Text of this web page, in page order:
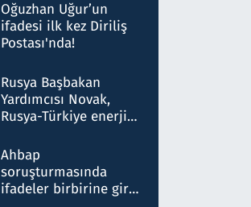
Oğuzhan Uğur’un
ifadesi ilk kez Diriliş
Postası'nda!
Rusya Başbakan
Yardımcısı Novak,
Rusya-Türkiye enerji
nitelikte olduğunu
belirtti
Ahbap
soruşturmasında
ifadeler birbirine girdi: